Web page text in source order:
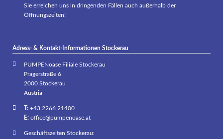
Sie erreichen uns in dringenden Fällen auch außerhalb der
Öffnungszeiten!
Adress- & Kontakt-Informationen Stockerau
PUMPENoase Filiale Stockerau
Pragerstraße 6
2000 Stockerau
Austria
T:+43 2266 21400
E: office@pumpenoase.at
Geschäftszeiten Stockerau: